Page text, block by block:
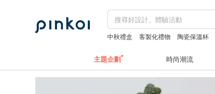
中秋禮盒 客製化禮物 陶瓷保溫杯
主題企劃 時尚潮流